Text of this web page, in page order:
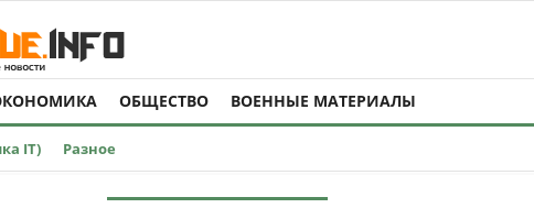
ОБЩЕСТВО ВОЕННЫЕ МАТЕРИАЛЫ
IT) Разное